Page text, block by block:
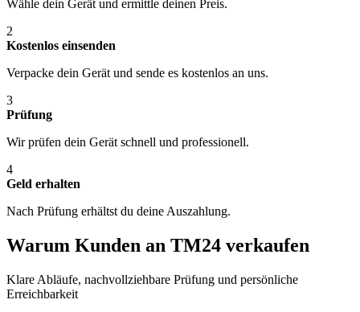
Wähle dein Gerät und ermittle deinen Preis.
2
Kostenlos einsenden
Verpacke dein Gerät und sende es kostenlos an uns.
3
Prüfung
Wir prüfen dein Gerät schnell und professionell.
4
Geld erhalten
Nach Prüfung erhältst du deine Auszahlung.
Warum Kunden an TM24 verkaufen
Klare Abläufe, nachvollziehbare Prüfung und persönliche
Erreichbarkeit